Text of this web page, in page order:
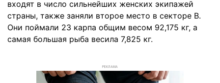
входят в число сильнейших женских экипажей
страны, также заняли второе место в секторе В.
Они поймали 23 карпа общим весом 92,175 кг, а
самая большая рыба весила 7,825 кг.
РЕКЛАМА